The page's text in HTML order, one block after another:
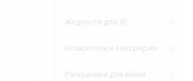
Жидкости для ЭС
Испарители и картриджи
Расходники для вейов